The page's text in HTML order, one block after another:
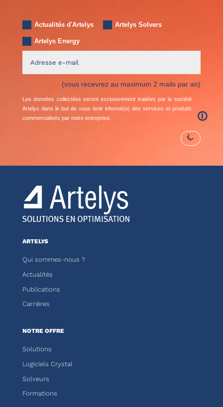
Actualités d'Artelys Artelys Solvers
Artelys Energy
(vous recevrez au maximum 2 mails par an)
Les données collectées seront exclusivement traitées par la société
Artelys dans le but de vous tenir informé(e) des services et produits
commercialisés par notre entreprise.
🛈
ARTELYS
Qui sommes-nous ?
Actualités
Publications
Carrières
NOTRE OFFRE
Solutions
Logiciels Crystal
Solveurs
Formations